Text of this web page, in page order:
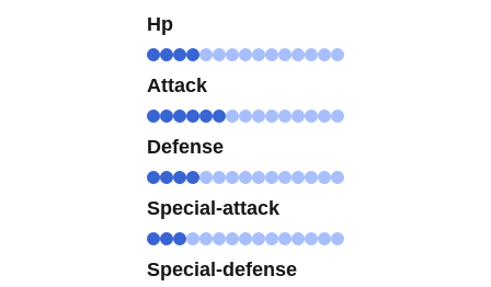
Hp
Attack
Defense
Special-attack
Special-defense